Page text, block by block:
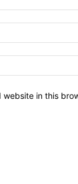
website in this